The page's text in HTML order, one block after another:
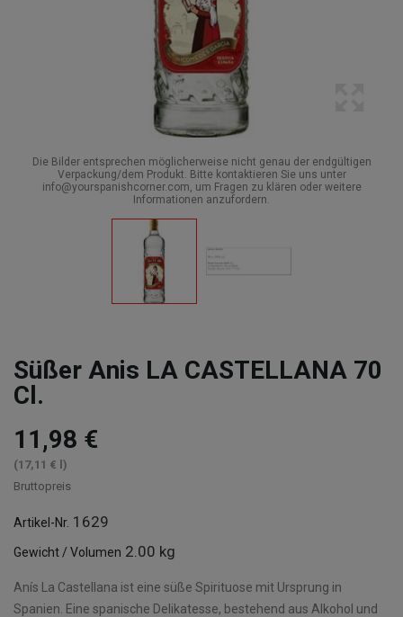
Die Bilder entsprechen möglicherweise nicht genau der endgültigen
Verpackung/dem Produkt. Bitte kontaktieren Sie uns unter
info@yourspanishcorner.com, um Fragen zu klären oder weitere
Informationen anzufordern.
Süßer Anis LA CASTELLANA 70
Cl.
11,98 €
(17,11 € l)
Bruttopreis
Artikel-Nr. 1629
Gewicht / Volumen 2.00 kg
Anís La Castellana ist eine süße Spirituose mit Ursprung in
Spanien. Eine spanische Delikatesse, bestehend aus Alkohol und